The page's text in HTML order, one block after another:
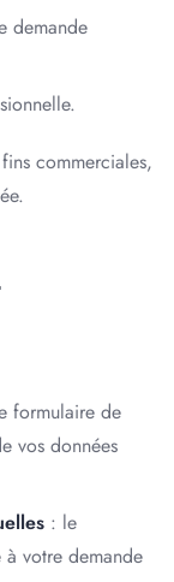
demande
commerciales,
formulaire de
vos données
: le
à votre demande